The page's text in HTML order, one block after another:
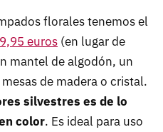
florales tenemos el
euros (en lugar de
mantel de algodón, un
de madera o cristal.
silvestres es de lo
color. Es ideal para uso